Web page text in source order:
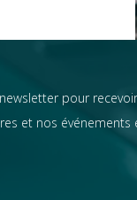
pour
et nos événements